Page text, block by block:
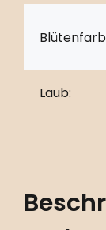
Laub: